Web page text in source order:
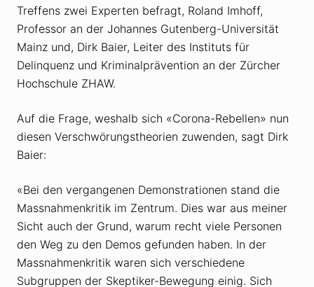
Treffens zwei Experten befragt, Roland Imhoff,
Professor an der Johannes Gutenberg-Universität
Mainz und, Dirk Baier, Leiter des Instituts für
Delinquenz und Kriminalprävention an der Zürcher
Hochschule ZHAW.
Auf die Frage, weshalb sich «Corona-Rebellen» nun
diesen Verschwörungstheorien zuwenden, sagt Dirk
Baier:
«Bei den vergangenen Demonstrationen stand die
Massnahmenkritik im Zentrum. Dies war aus meiner
Sicht auch der Grund, warum recht viele Personen
den Weg zu den Demos gefunden haben. In der
Massnahmenkritik waren sich verschiedene
Subgruppen der Skeptiker-Bewegung einig. Sich